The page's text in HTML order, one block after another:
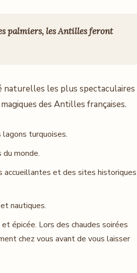
palmiers, les Antilles feront
naturelles les plus spectaculaires
des Antilles françaises.
turquoises.
monde.
et des sites historiques
nautiques.
épicée. Lors des chaudes soirées
chez vous avant de vous laisser